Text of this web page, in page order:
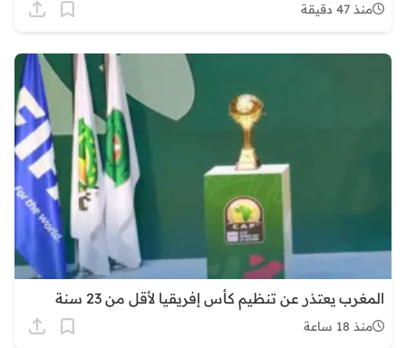
منذ 47 دقيقة
المغرب يعتذر عن تنظيم كأس إفريقيا لأقل من 23 سنة
منذ 18 ساعة